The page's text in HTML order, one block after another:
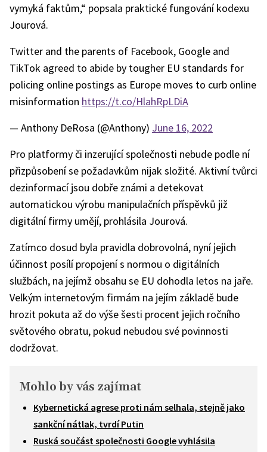
vymyká faktům,“ popsala praktické fungování kodexu
Jourová.
Twitter and the parents of Facebook, Google and
TikTok agreed to abide by tougher EU standards for
policing online postings as Europe moves to curb online
misinformation https://t.co/HlahRpLDiA
— Anthony DeRosa (@Anthony) June 16, 2022
Pro platformy či inzerující společnosti nebude podle ní
přizpůsobení se požadavkům nijak složité. Aktivní tvůrci
dezinformací jsou dobře známi a detekovat
automatickou výrobu manipulačních příspěvků již
digitální firmy umějí, prohlásila Jourová.
Zatímco dosud byla pravidla dobrovolná, nyní jejich
účinnost posílí propojení s normou o digitálních
službách, na jejímž obsahu se EU dohodla letos na jaře.
Velkým internetovým firmám na jejím základě bude
hrozit pokuta až do výše šesti procent jejich ročního
světového obratu, pokud nebudou své povinnosti
dodržovat.
Mohlo by vás zajímat
Kybernetická agrese proti nám selhala, stejně jako
sankční nátlak, tvrdí Putin
Ruská součást společnosti Google vyhlásila